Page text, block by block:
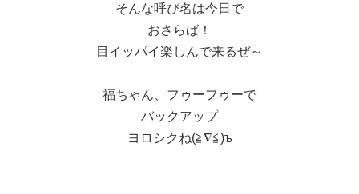
そんな呼び名は今日で
おさらば！
目イッパイ楽しんで来るぜ～
福ちゃん、フゥーフゥーで
バックアップ
ヨロシクね(≧∇≦)ъ